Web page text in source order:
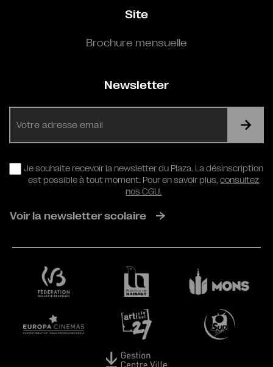
Site
Brochure mensuelle
Newsletter
RGPD
Je souhaite recevoir la newsletter du Plaza. La désinscription
est possible à tout moment. Pour en savoir plus,consultez
nos CGU.
Voir la newsletter scolaire